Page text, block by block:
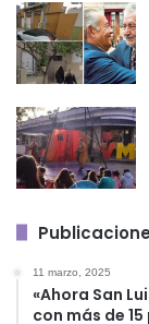
11 marzo, 2025
«Ahora San
con más de